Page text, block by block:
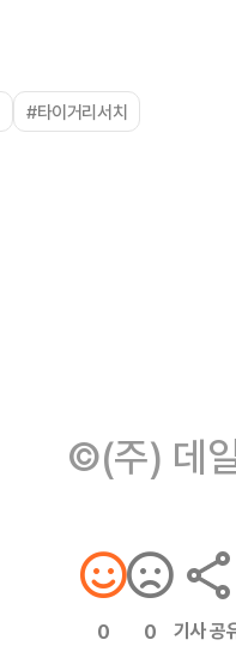
#타이거리서치
©(주) 데
0 0 기사 공